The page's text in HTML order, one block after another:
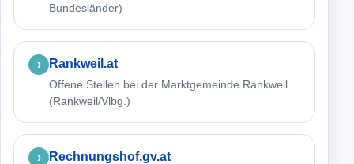
Bundesländer)
Rankweil.at
Offene Stellen bei der Marktgemeinde Rankweil
(Rankweil/Vlbg.)
Rechnungshof.gv.at